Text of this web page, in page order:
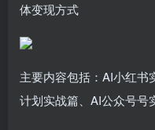
体变现方式
主要内容包括：AI小红书
计划实战篇、AI公众号号